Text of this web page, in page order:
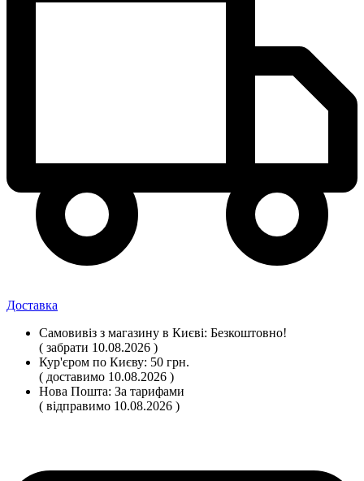
Доставка
Самовивіз з магазину в Києві: Безкоштовно!
( забрати 10.08.2026 )
Кур'єром по Києву: 50 грн.
( доставимо 10.08.2026 )
Нова Пошта: За тарифами
( відправимо 10.08.2026 )